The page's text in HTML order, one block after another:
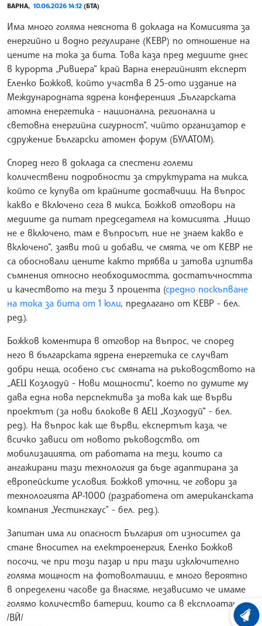
ВАРНА, 10.06.2026 14:12 (БТА)
Има много голяма неяснота в доклада на Комисията за
енергийно и водно регулиране (КЕВР) по отношение на
цените на тока за бита. Това каза пред медиите днес
в курорта „Ривиера“ край Варна енергийният експерт
Еленко Божков, който участва в 25-ото издание на
Международната ядрена конференция „Българската
атомна енергетика - национална, регионална и
световна енергийна сигурност“, чийто организатор е
сдружение Български атомен форум (БУЛАТОМ).
Според него в доклада са спестени големи
количествени подробности за структурата на микса,
който се купува от крайните доставчици. На въпрос
какво е включено сега в микса, Божков отговори на
медиите да питат председателя на комисията. „Нищо
не е включено, там е въпросът, ние не знаем какво е
включено“, заяви той и добави, че смята, че от КЕВР не
са обосновали цените както трябва и затова изпитва
съмнения относно необходимостта, достатъчността
и качеството на тези 3 процента (средно поскъпване
на тока за бита от 1 юли, предлагано от КЕВР - бел.
ред.).
Божков коментира в отговор на въпрос, че според
него в българската ядрена енергетика се случват
добри неща, особено със смяната на ръководството на
„АЕЦ Козлодуй - Нови мощности“, което по думите му
дава една нова перспектива за това как ще върви
проектът (за нови блокове в АЕЦ „Козлодуй“ - бел.
ред.). На въпрос как ще върви, експертът каза, че
всичко зависи от новото ръководство, от
мобилизацията, от работата на тези, които са
ангажирани тази технология да бъде адаптирана за
европейските условия. Божков уточни, че говори за
технологията AP-1000 (разработена от американската
компания „Уестингхаус" - бел. ред.).
Запитан има ли опасност България от износител да
стане вносител на електроенергия, Еленко Божков
посочи, че при този пазар и при тази изключително
голяма мощност на фотоволтаици, е много вероятно
в определени часове да внасяме, независимо че имаме
голямо количество батерии, които са в експлоатация.
/ВЙ/